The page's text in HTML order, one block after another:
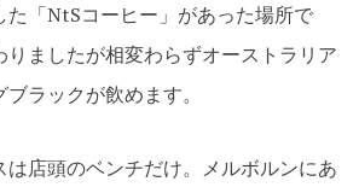
た「NtSコーヒー」があった場所で
ましたが相変わらずオーストラリア
ラックが飲めます。
は店頭のベンチだけ。メルボルンにあ